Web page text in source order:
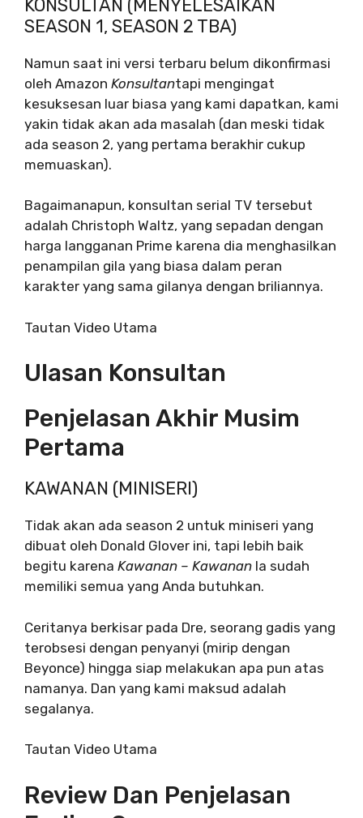
KONSULTAN (MENYELESAIKAN
SEASON 1, SEASON 2 TBA)
Namun saat ini versi terbaru belum dikonfirmasi
oleh Amazon Konsultantapi mengingat
kesuksesan luar biasa yang kami dapatkan, kami
yakin tidak akan ada masalah (dan meski tidak
ada season 2, yang pertama berakhir cukup
memuaskan).
Bagaimanapun, konsultan serial TV tersebut
adalah Christoph Waltz, yang sepadan dengan
harga langganan Prime karena dia menghasilkan
penampilan gila yang biasa dalam peran
karakter yang sama gilanya dengan briliannya.
Tautan Video Utama
Ulasan Konsultan
Penjelasan Akhir Musim
Pertama
KAWANAN (MINISERI)
Tidak akan ada season 2 untuk miniseri yang
dibuat oleh Donald Glover ini, tapi lebih baik
begitu karena Kawanan – Kawanan Ia sudah
memiliki semua yang Anda butuhkan.
Ceritanya berkisar pada Dre, seorang gadis yang
terobsesi dengan penyanyi (mirip dengan
Beyonce) hingga siap melakukan apa pun atas
namanya. Dan yang kami maksud adalah
segalanya.
Tautan Video Utama
Review Dan Penjelasan